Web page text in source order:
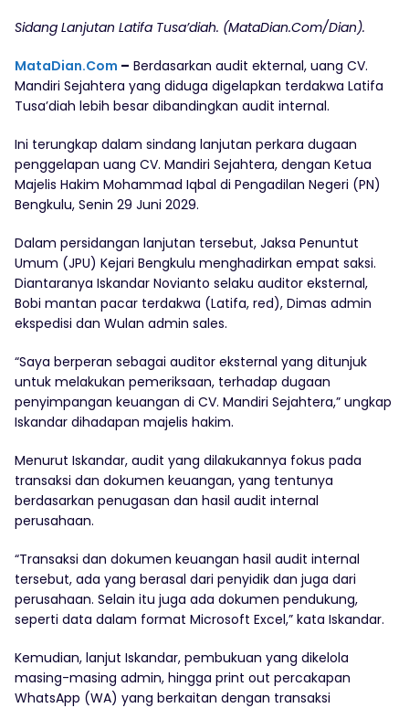
Sidang Lanjutan Latifa Tusa’diah. (MataDian.Com/Dian).
MataDian.Com – Berdasarkan audit ekternal, uang CV.
Mandiri Sejahtera yang diduga digelapkan terdakwa Latifa
Tusa’diah lebih besar dibandingkan audit internal.
Ini terungkap dalam sindang lanjutan perkara dugaan
penggelapan uang CV. Mandiri Sejahtera, dengan Ketua
Majelis Hakim Mohammad Iqbal di Pengadilan Negeri (PN)
Bengkulu, Senin 29 Juni 2029.
Dalam persidangan lanjutan tersebut, Jaksa Penuntut
Umum (JPU) Kejari Bengkulu menghadirkan empat saksi.
Diantaranya Iskandar Novianto selaku auditor eksternal,
Bobi mantan pacar terdakwa (Latifa, red), Dimas admin
ekspedisi dan Wulan admin sales.
“Saya berperan sebagai auditor eksternal yang ditunjuk
untuk melakukan pemeriksaan, terhadap dugaan
penyimpangan keuangan di CV. Mandiri Sejahtera,” ungkap
Iskandar dihadapan majelis hakim.
Menurut Iskandar, audit yang dilakukannya fokus pada
transaksi dan dokumen keuangan, yang tentunya
berdasarkan penugasan dan hasil audit internal
perusahaan.
“Transaksi dan dokumen keuangan hasil audit internal
tersebut, ada yang berasal dari penyidik dan juga dari
perusahaan. Selain itu juga ada dokumen pendukung,
seperti data dalam format Microsoft Excel,” kata Iskandar.
Kemudian, lanjut Iskandar, pembukuan yang dikelola
masing-masing admin, hingga print out percakapan
WhatsApp (WA) yang berkaitan dengan transaksi